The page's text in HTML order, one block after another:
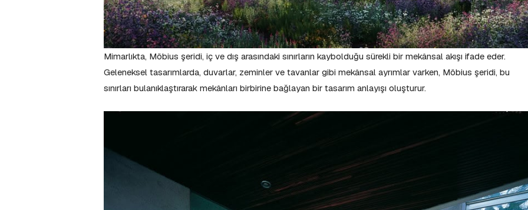
Mimarlıkta, Möbius şeridi, iç ve dış arasındaki sınırların kaybolduğu sürekli bir mekânsal akışı ifade eder.
Geleneksel tasarımlarda, duvarlar, zeminler ve tavanlar gibi mekânsal ayrımlar varken, Möbius şeridi, bu
sınırları bulanıklaştırarak mekânları birbirine bağlayan bir tasarım anlayışı oluşturur.